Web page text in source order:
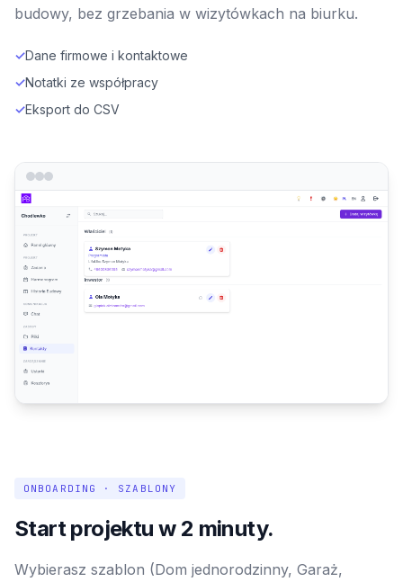
budowy, bez grzebania w wizytówkach na biurku.
✓Dane firmowe i kontaktowe
✓Notatki ze współpracy
✓Eksport do CSV
ONBOARDING · SZABLONY
Start projektu w 2 minuty.
Wybierasz szablon (Dom jednorodzinny, Garaż,